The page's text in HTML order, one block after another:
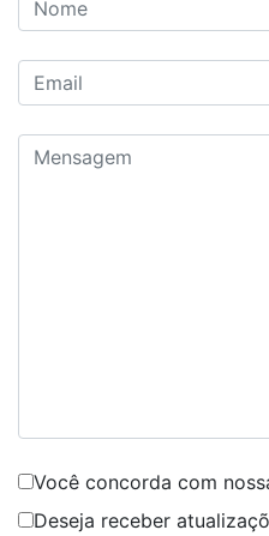
Você concorda com
Deseja receber